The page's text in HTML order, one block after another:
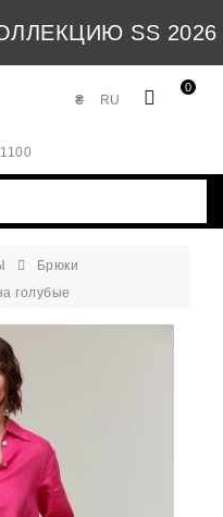
SS 2026
0
RU
₴
Брюки
голубые